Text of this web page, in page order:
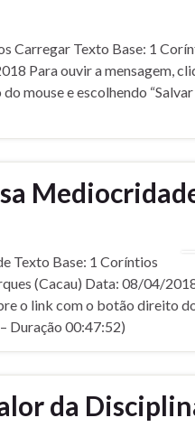
Carregar Texto Base: 1
Para ouvir a mensagem,
mouse e escolhendo
Texto Base: 1 Corí­ntios
(Cacau) Data: 08/04/
o link com o botão direito
Duração 00:47:52)
da